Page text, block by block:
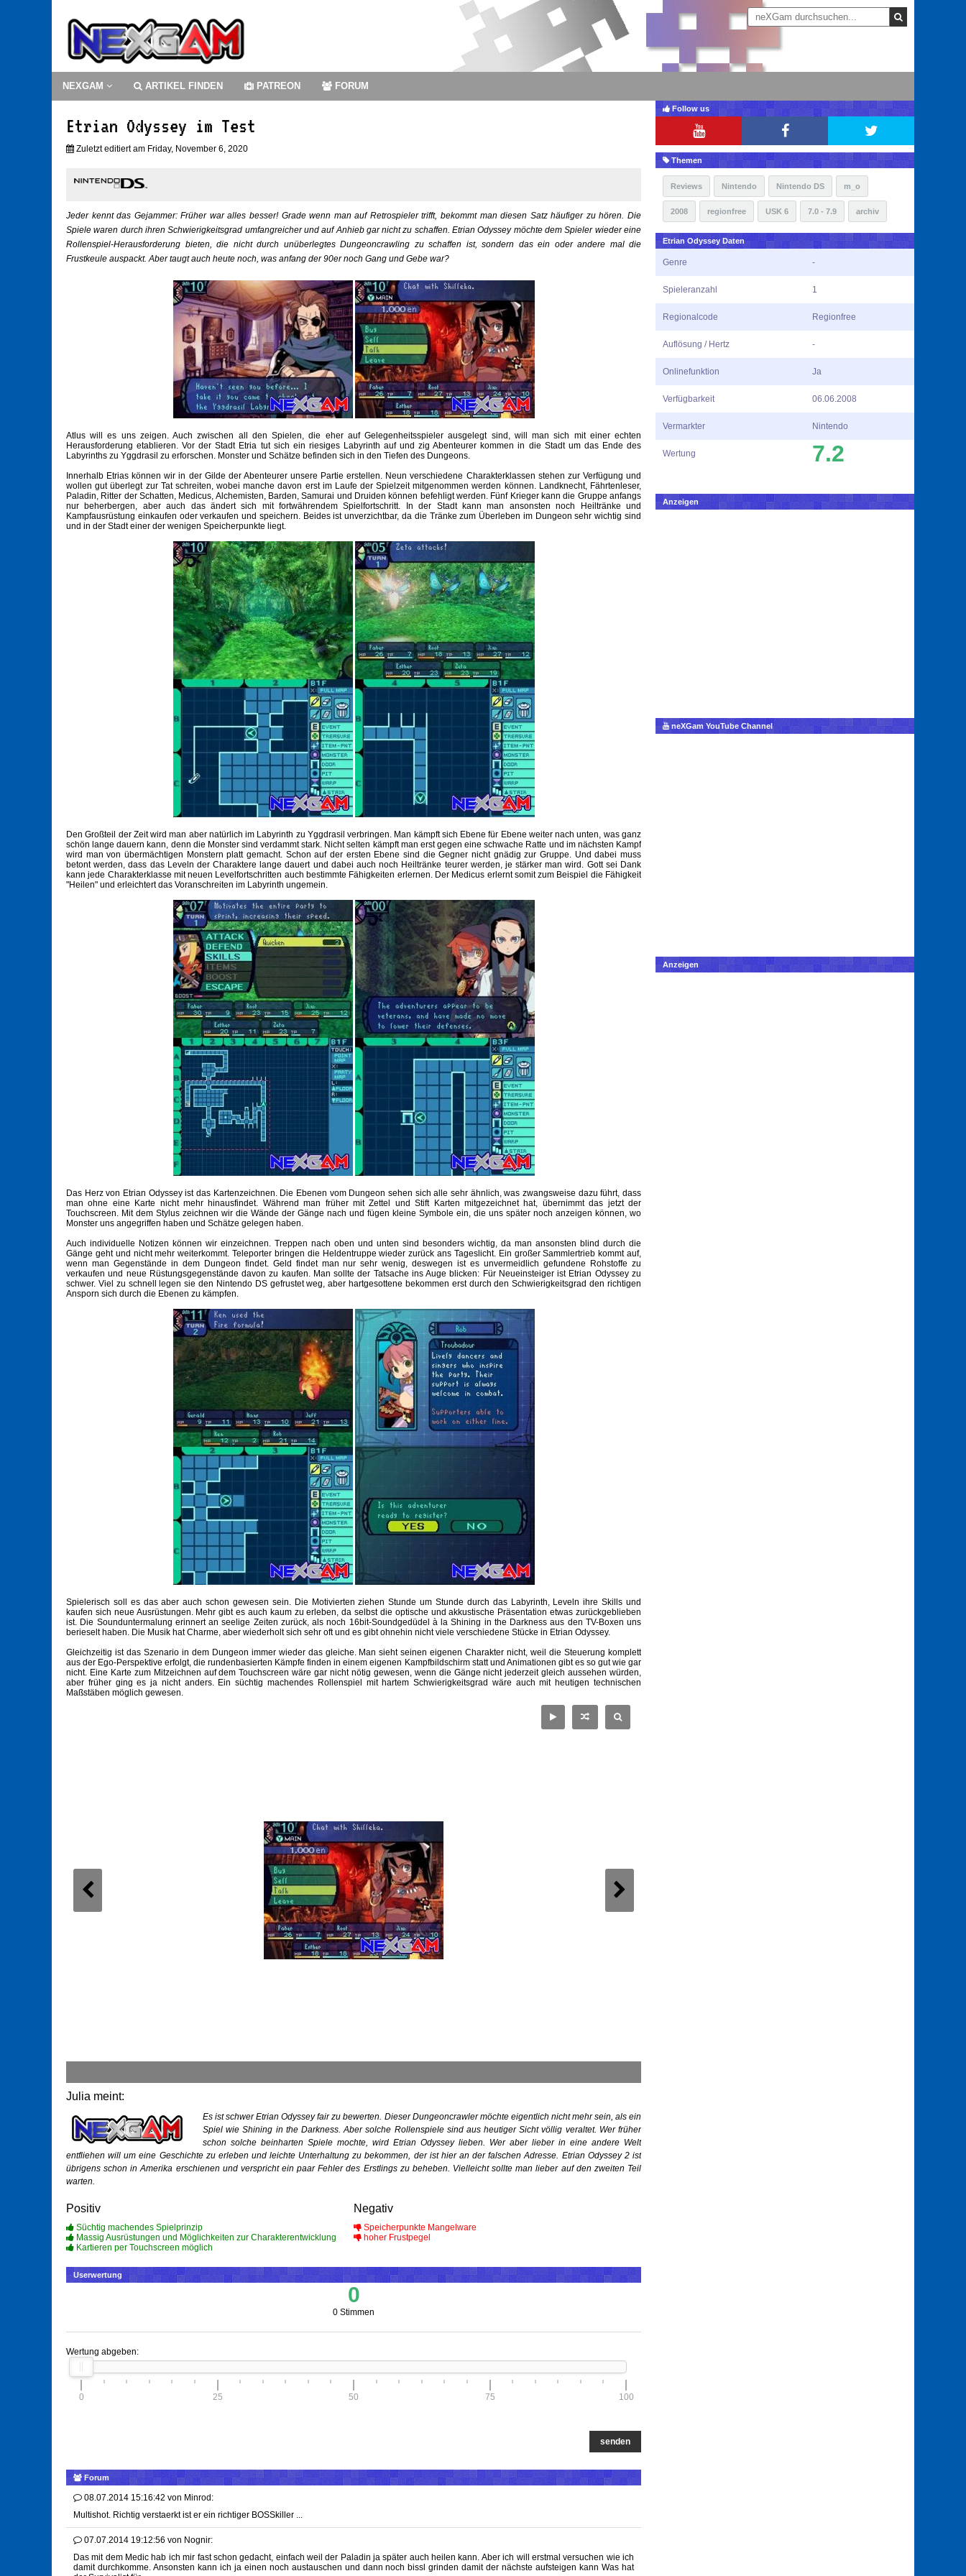
NEXGAM ARTIKEL FINDEN PATREON FORUM
Etrian Odyssey im Test
Zuletzt editiert am Friday, November 6, 2020
Jeder kennt das Gejammer: Früher war alles besser! Grade wenn man auf Retrospieler trifft, bekommt man diesen Satz häufiger zu hören. Die
Spiele waren durch ihren Schwierigkeitsgrad umfangreicher und auf Anhieb gar nicht zu schaffen. Etrian Odyssey möchte dem Spieler wieder eine
Rollenspiel-Herausforderung bieten, die nicht durch unüberlegtes Dungeoncrawling zu schaffen ist, sondern das ein oder andere mal die
Frustkeule auspackt. Aber taugt auch heute noch, was anfang der 90er noch Gang und Gebe war?
Atlus will es uns zeigen. Auch zwischen all den Spielen, die eher auf Gelegenheitsspieler ausgelegt sind, will man sich mit einer echten
Herausforderung etablieren. Vor der Stadt Etria tut sich ein riesiges Labyrinth auf und zig Abenteurer kommen in die Stadt um das Ende des
Labyrinths zu Yggdrasil zu erforschen. Monster und Schätze befinden sich in den Tiefen des Dungeons.
Innerhalb Etrias können wir in der Gilde der Abenteurer unsere Partie erstellen. Neun verschiedene Charakterklassen stehen zur Verfügung und
wollen gut überlegt zur Tat schreiten, wobei manche davon erst im Laufe der Spielzeit mitgenommen werden können. Landknecht, Fährtenleser,
Paladin, Ritter der Schatten, Medicus, Alchemisten, Barden, Samurai und Druiden können befehligt werden. Fünf Krieger kann die Gruppe anfangs
nur beherbergen, aber auch das ändert sich mit fortwährendem Spielfortschritt. In der Stadt kann man ansonsten noch Heiltränke und
Kampfausrüstung einkaufen oder verkaufen und speichern. Beides ist unverzichtbar, da die Tränke zum Überleben im Dungeon sehr wichtig sind
und in der Stadt einer der wenigen Speicherpunkte liegt.
Den Großteil der Zeit wird man aber natürlich im Labyrinth zu Yggdrasil verbringen. Man kämpft sich Ebene für Ebene weiter nach unten, was ganz
schön lange dauern kann, denn die Monster sind verdammt stark. Nicht selten kämpft man erst gegen eine schwache Ratte und im nächsten Kampf
wird man von übermächtigen Monstern platt gemacht. Schon auf der ersten Ebene sind die Gegner nicht gnädig zur Gruppe. Und dabei muss
betont werden, dass das Leveln der Charaktere lange dauert und dabei auch noch Heiltränke teurer werden, je stärker man wird. Gott sei Dank
kann jede Charakterklasse mit neuen Levelfortschritten auch bestimmte Fähigkeiten erlernen. Der Medicus erlernt somit zum Beispiel die Fähigkeit
"Heilen" und erleichtert das Voranschreiten im Labyrinth ungemein.
Das Herz von Etrian Odyssey ist das Kartenzeichnen. Die Ebenen vom Dungeon sehen sich alle sehr ähnlich, was zwangsweise dazu führt, dass
man ohne eine Karte nicht mehr hinausfindet. Während man früher mit Zettel und Stift Karten mitgezeichnet hat, übernimmt das jetzt der
Touchscreen. Mit dem Stylus zeichnen wir die Wände der Gänge nach und fügen kleine Symbole ein, die uns später noch anzeigen können, wo
Monster uns angegriffen haben und Schätze gelegen haben.
Auch individuelle Notizen können wir einzeichnen. Treppen nach oben und unten sind besonders wichtig, da man ansonsten blind durch die
Gänge geht und nicht mehr weiterkommt. Teleporter bringen die Heldentruppe wieder zurück ans Tageslicht. Ein großer Sammlertrieb kommt auf,
wenn man Gegenstände in dem Dungeon findet. Geld findet man nur sehr wenig, deswegen ist es unvermeidlich gefundene Rohstoffe zu
verkaufen und neue Rüstungsgegenstände davon zu kaufen. Man sollte der Tatsache ins Auge blicken: Für Neueinsteiger ist Etrian Odyssey zu
schwer. Viel zu schnell legen sie den Nintendo DS gefrustet weg, aber hartgesottene bekommen erst durch den Schwierigkeitsgrad den richtigen
Ansporn sich durch die Ebenen zu kämpfen.
Spielerisch soll es das aber auch schon gewesen sein. Die Motivierten ziehen Stunde um Stunde durch das Labyrinth, Leveln ihre Skills und
kaufen sich neue Ausrüstungen. Mehr gibt es auch kaum zu erleben, da selbst die optische und akkustische Präsentation etwas zurückgeblieben
ist. Die Sounduntermalung erinnert an seelige Zeiten zurück, als noch 16bit-Soundgedüdel à la Shining in the Darkness aus den TV-Boxen uns
berieselt haben. Die Musik hat Charme, aber wiederholt sich sehr oft und es gibt ohnehin nicht viele verschiedene Stücke in Etrian Odyssey.
Gleichzeitig ist das Szenario in dem Dungeon immer wieder das gleiche. Man sieht seinen eigenen Charakter nicht, weil die Steuerung komplett
aus der Ego-Perspektive erfolgt, die rundenbasierten Kämpfe finden in einem eigenen Kampfbildschirm statt und Animationen gibt es so gut wie gar
nicht. Eine Karte zum Mitzeichnen auf dem Touchscreen wäre gar nicht nötig gewesen, wenn die Gänge nicht jederzeit gleich aussehen würden,
aber früher ging es ja nicht anders. Ein süchtig machendes Rollenspiel mit hartem Schwierigkeitsgrad wäre auch mit heutigen technischen
Maßstäben möglich gewesen.
Julia meint:
Es ist schwer Etrian Odyssey fair zu bewerten. Dieser Dungeoncrawler möchte eigentlich nicht mehr sein, als ein
Spiel wie Shining in the Darkness. Aber solche Rollenspiele sind aus heutiger Sicht völlig veraltet. Wer früher
schon solche beinharten Spiele mochte, wird Etrian Odyssey lieben. Wer aber lieber in eine andere Welt
entfliehen will um eine Geschichte zu erleben und leichte Unterhaltung zu bekommen, der ist hier an der falschen Adresse. Etrian Odyssey 2 ist
übrigens schon in Amerika erschienen und verspricht ein paar Fehler des Erstlings zu beheben. Vielleicht sollte man lieber auf den zweiten Teil
warten.
Positiv
Süchtig machendes Spielprinzip
Massig Ausrüstungen und Möglichkeiten zur Charakterentwicklung
Kartieren per Touchscreen möglich
Negativ
Speicherpunkte Mangelware
hoher Frustpegel
Userwertung
0
0 Stimmen
Wertung abgeben:
0 25 50 75 100
senden
Forum
08.07.2014 15:16:42 von Minrod:
Multishot. Richtig verstaerkt ist er ein richtiger BOSSkiller ...
07.07.2014 19:12:56 von Nognir:
Das mit dem Medic hab ich mir fast schon gedacht, einfach weil der Paladin ja später auch heilen kann. Aber ich will erstmal versuchen wie ich
damit durchkomme. Ansonsten kann ich ja einen noch austauschen und dann noch bissl grinden damit der nächste aufsteigen kann Was hat
Follow us
Themen
Reviews Nintendo Nintendo DS m_o
2008 regionfree USK 6 7.0 - 7.9 archiv
Etrian Odyssey Daten
Genre -
Spieleranzahl 1
Regionalcode Regionfree
Auflösung / Hertz -
Onlinefunktion Ja
Verfügbarkeit 06.06.2008
Vermarkter Nintendo
Wertung 7.2
Anzeigen
neXGam YouTube Channel
Anzeigen